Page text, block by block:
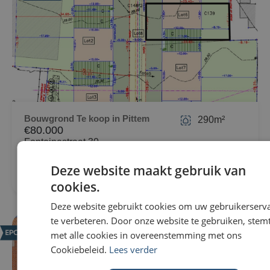
Bouwgrond Te koop in Pittem
€80.000
Fonteinestraat 30
290m²
NIEUW
Deze website maakt gebruik van
cookies.
Deze website gebruikt cookies om uw
te verbeteren. Door onze website te gebruiken,
met alle cookies in overeenstemming met ons
Cookiebeleid. Lees verder